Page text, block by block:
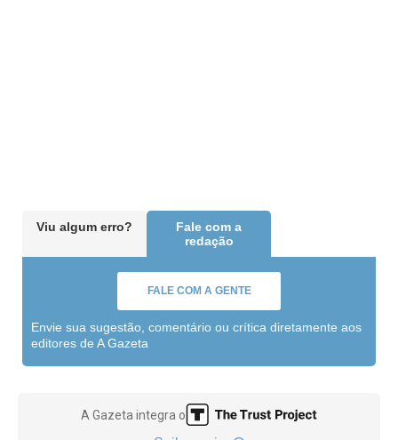
Viu algum erro?
Fale com a
redação
FALE COM A GENTE
Envie sua sugestão, comentário ou crítica diretamente aos
editores de A Gazeta
A Gazeta integra o